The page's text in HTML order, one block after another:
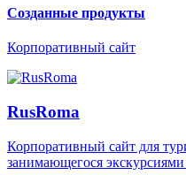
Созданные продукты
Корпоративный сайт
RusRoma
Корпоративный сайт для
занимающегося